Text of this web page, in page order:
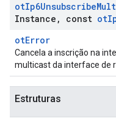
otIp6Unsubscribe
Instance , const ot
otError
Cancela a inscrição na
multicast da interface de
Estruturas